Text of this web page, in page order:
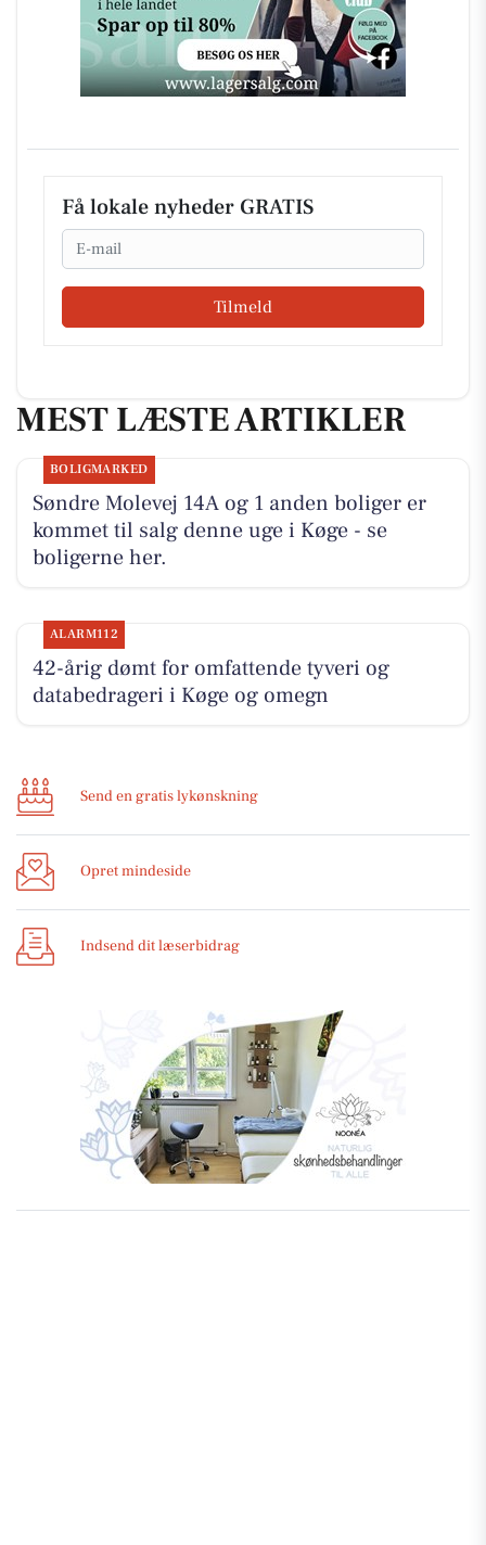
Få lokale nyheder GRATIS
Email
Tilmeld
MEST LÆSTE ARTIKLER
BOLIGMARKED
Søndre Molevej 14A og 1 anden boliger er
kommet til salg denne uge i Køge - se
boligerne her.
ALARM112
42-årig dømt for omfattende tyveri og
databedrageri i Køge og omegn
Send en gratis lykønskning
Opret mindeside
Indsend dit læserbidrag